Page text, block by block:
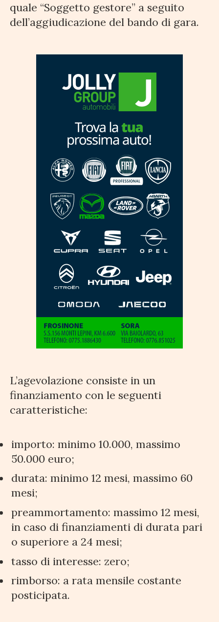
quale “Soggetto gestore” a seguito
dell’aggiudicazione del bando di gara.
L’agevolazione consiste in un
finanziamento con le seguenti
caratteristiche:
importo: minimo 10.000, massimo
50.000 euro;
durata: minimo 12 mesi, massimo 60
mesi;
preammortamento: massimo 12 mesi,
in caso di finanziamenti di durata pari
o superiore a 24 mesi;
tasso di interesse: zero;
rimborso: a rata mensile costante
posticipata.